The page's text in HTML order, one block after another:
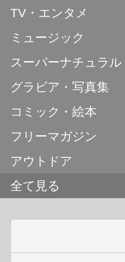
TV・エンタメ
ミュージック
スーパーナチュラル
グラビア・写真集
コミック・絵本
フリーマガジン
アウトドア
全て見る